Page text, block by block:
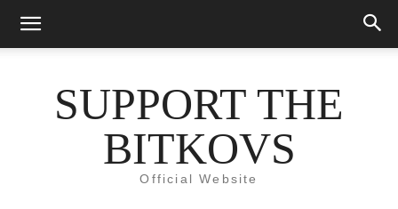
SUPPORT THE
BITKOVS
Official Website